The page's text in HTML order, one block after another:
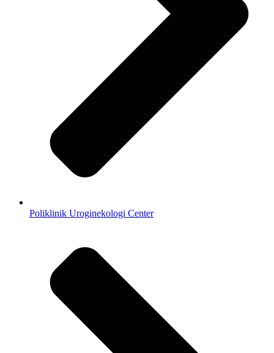
Poliklinik Uroginekologi Center